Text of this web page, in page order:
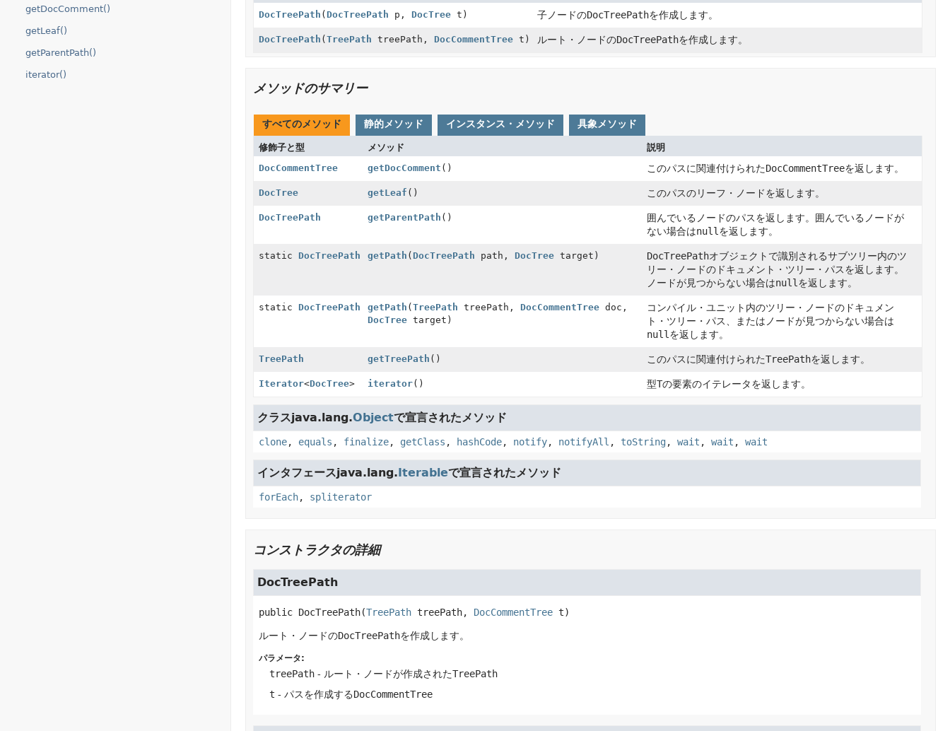
getDocComment()
getLeaf()
getParentPath()
iterator()
DocTreePath ( DocTreePath p, DocTreet) 子ノードのDocTreePathを作成します。
DocTreePath ( TreePath treePath, DocCommentTreet) ルート・ノードのDocTreePathを作成します。
メソッドのサマリー
すべてのメソッド 静的メソッド インスタンス・メソッド 具象メソッド
修飾子と型 メソッド
説明
DocCommentTree
getDocComment () このパスに関連付けられたDocCommentTreeを返します。
DocTree getLeaf () このパスのリーフ・ノードを返します。
DocTreePath getParentPath ()
囲んでいるノードのパスを返します。囲んでいるノードが
ない場合はnull を返します。
static DocTreePath getPath ( DocTreePath path, DocTreetarget) DocTreePathオブジェクトで識別されるサブツリー内のツ
リー・ノードのドキュメント・ツリー・パスを返します。
ノードが見つからない場合はnull を返します。
static DocTreePath getPath ( TreePath treePath, DocCommentTreedoc,
DocTreetarget)
コンパイル・ユニット内のツリー・ノードのドキュメン
ト・ツリー・パス、またはノードが見つからない場合は
null を返します。
TreePath getTreePath () このパスに関連付けられたTreePathを返します。
Iterator<DocTree> iterator() 型Tの要素のイテレータを返します。
クラスjava.lang.Objectで宣言されたメソッド
clone, equals , finalize, getClass , hashCode, notify, notifyAll , toString, wait , wait , wait
インタフェースjava.lang.Iterableで宣言されたメソッド
forEach, spliterator
コンストラクタの詳細
DocTreePath
public DocTreePath(TreePath treePath, DocCommentTree t)
ルート・ノードのDocTreePathを作成します。
パラメータ:
treePath- ルート・ノードが作成されたTreePath
t - パスを作成するDocCommentTree